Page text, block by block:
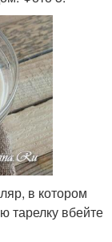
в котором
тарелку вбейте